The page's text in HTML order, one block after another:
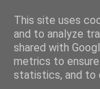
This site uses
and to analyze
shared with
metrics to
statistics, and to